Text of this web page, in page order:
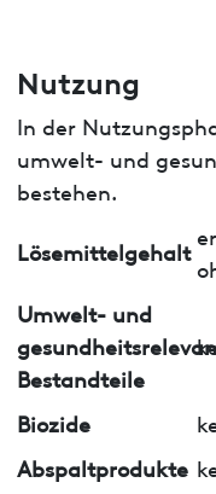
Nutzung
In der
umwelt- und
bestehen.
Lösemittelgehalt
Umwelt- und
Bestandteile
Biozide
Abspaltprodukte